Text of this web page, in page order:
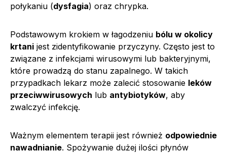
połykaniu (dysfagia) oraz chrypka.
Podstawowym krokiem w łagodzeniu bólu w okolicy
krtani jest zidentyfikowanie przyczyny. Często jest to
związane z infekcjami wirusowymi lub bakteryjnymi,
które prowadzą do stanu zapalnego. W takich
przypadkach lekarz może zalecić stosowanie leków
przeciwwirusowych lub antybiotyków, aby
zwalczyć infekcję.
Ważnym elementem terapii jest również odpowiednie
nawadnianie. Spożywanie dużej ilości płynów